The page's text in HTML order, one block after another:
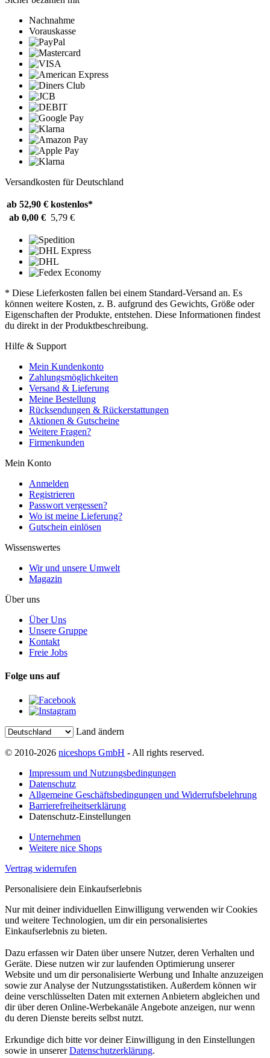
Nachnahme
Vorauskasse
Versandkosten für Deutschland
ab 52,90 € kostenlos*
ab 0,00 € 5,79 €
* Diese Lieferkosten fallen bei einem Standard-Versand an. Es
können weitere Kosten, z. B. aufgrund des Gewichts, Größe oder
Eigenschaften der Produkte, entstehen. Diese Informationen findest
du direkt in der Produktbeschreibung.
Hilfe & Support
Mein Kundenkonto
Zahlungsmöglichkeiten
Versand & Lieferung
Meine Bestellung
Rücksendungen & Rückerstattungen
Aktionen & Gutscheine
Weitere Fragen?
Firmenkunden
Mein Konto
Anmelden
Registrieren
Passwort vergessen?
Wo ist meine Lieferung?
Gutschein einlösen
Wissenswertes
Wir und unsere Umwelt
Magazin
Über uns
Über Uns
Unsere Gruppe
Kontakt
Freie Jobs
Folge uns auf
Land ändern
© 2010-2026 niceshops GmbH - All rights reserved.
Impressum und Nutzungsbedingungen
Datenschutz
Allgemeine Geschäftsbedingungen und Widerrufsbelehrung
Barrierefreiheitserklärung
Datenschutz-Einstellungen
Unternehmen
Weitere nice Shops
Vertrag widerrufen
Personalisiere dein Einkaufserlebnis
Nur mit deiner individuellen Einwilligung verwenden wir Cookies
und weitere Technologien, um dir ein personalisiertes
Einkaufserlebnis zu bieten.
Dazu erfassen wir Daten über unsere Nutzer, deren Verhalten und
Geräte. Diese nutzen wir zur laufenden Optimierung unserer
Website und um dir personalisierte Werbung und Inhalte anzuzeigen
sowie zur Analyse der Nutzungsstatistiken. Außerdem können wir
deine verschlüsselten Daten mit externen Anbietern abgleichen und
dir über deren Online-Werbekanäle Angebote anzeigen, nur wenn
du deren Dienste bereits selbst nutzt.
Erkundige dich bitte vor deiner Einwilligung in den Einstellungen
sowie in unsererDatenschutzerklärung.